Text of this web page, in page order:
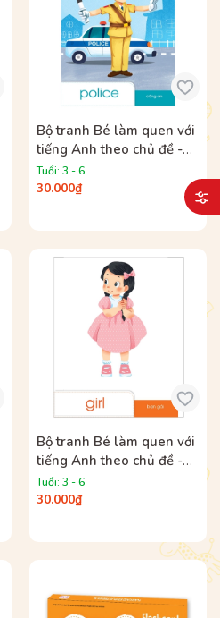
Bộ tranh Bé làm quen với
tiếng Anh theo chủ đề -
Chủ đề Một số nghề phổ
biến
Tuổi: 3 - 6
30.000₫
Bộ tranh Bé làm quen với
tiếng Anh theo chủ đề -
Chủ đề Bản thân
Tuổi: 3 - 6
30.000₫